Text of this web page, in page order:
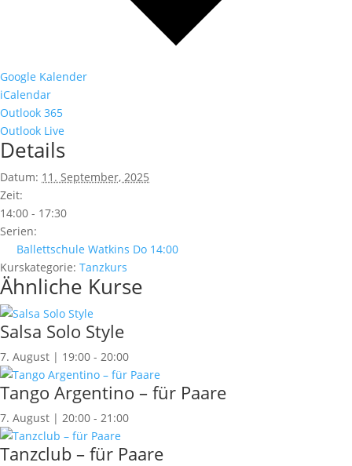
Google Kalender
iCalendar
Outlook 365
Outlook Live
Details
Datum: 11. September, 2025
Zeit:
14:00 - 17:30
Serien:
Ballettschule Watkins Do 14:00
Kurskategorie: Tanzkurs
Ähnliche Kurse
Salsa Solo Style
7. August | 19:00 - 20:00
Tango Argentino – für Paare
7. August | 20:00 - 21:00
Tanzclub – für Paare